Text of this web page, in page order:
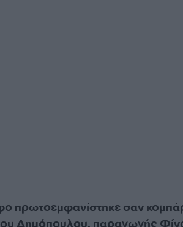
πρωτοεμφανίστηκε σαν
Δημόπουλου, παραγωγής